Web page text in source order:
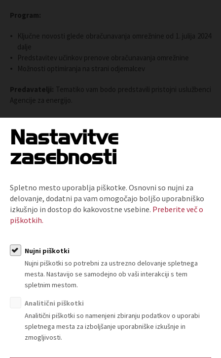
Program:
Ključne novosti glede obračunavanja omrežnine od 1. julija 2024
dalje
Predstavitev učinkov prenove obračunavanja omrežnine
Možnosti optimiranja na strani odjemalcev
Predavatelji: Tematiko vam bodo predstavili pristojni uslužbenci
Agencije za energijo.
Vaša vprašanja nam lahko že predhodno posredujete na
info@tzslo.si, da z njimi seznanimo predavatelja, tako da bo čim
več odgovorov podanih lahko že tekom webinarja.
Kotizacije NI. Vljudno vabljeni!
O nas
Kdo smo in kako do nas?
Strokovne komisije in sekcije
Poslanstvo, vrednote, vizija
Principi in področja delovanja
Nastavitve
zasebnosti
Spletno mesto uporablja piškotke. Osnovni so nujni za
delovanje, dodatni pa vam omogočajo boljšo uporabniško
izkušnjo in dostop do kakovostne vsebine. Preberite več o
piškotkih.
Nujni piškotki
Nujni piškotki so potrebni za ustrezno delovanje spletnega
mesta. Nastavijo se samodejno ob vaši interakciji s tem
spletnim mestom.
Analitični piškotki
Analitični piškotki so namenjeni zbiranju podatkov o uporabi
spletnega mesta za izboljšanje uporabniške izkušnje in
zmogljivosti.